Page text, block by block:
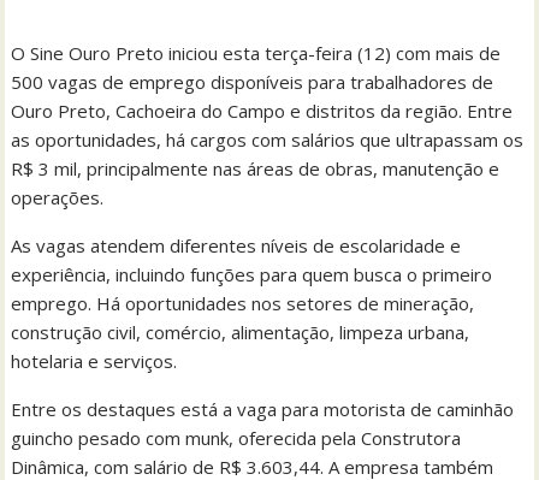
O Sine Ouro Preto iniciou esta terça-feira (12) com mais de
500 vagas de emprego disponíveis para trabalhadores de
Ouro Preto, Cachoeira do Campo e distritos da região. Entre
as oportunidades, há cargos com salários que ultrapassam os
R$ 3 mil, principalmente nas áreas de obras, manutenção e
operações.
As vagas atendem diferentes níveis de escolaridade e
experiência, incluindo funções para quem busca o primeiro
emprego. Há oportunidades nos setores de mineração,
construção civil, comércio, alimentação, limpeza urbana,
hotelaria e serviços.
Entre os destaques está a vaga para motorista de caminhão
guincho pesado com munk, oferecida pela Construtora
Dinâmica, com salário de R$ 3.603,44. A empresa também